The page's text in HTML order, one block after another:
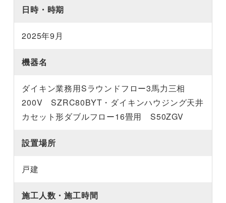
日時・時期
2025年9月
機器名
ダイキン業務用Sラウンドフロー3馬力三相
200V SZRC80BYT・ダイキンハウジング天井
カセット形ダブルフロー16畳用 S50ZGV
設置場所
戸建
施工人数・施工時間